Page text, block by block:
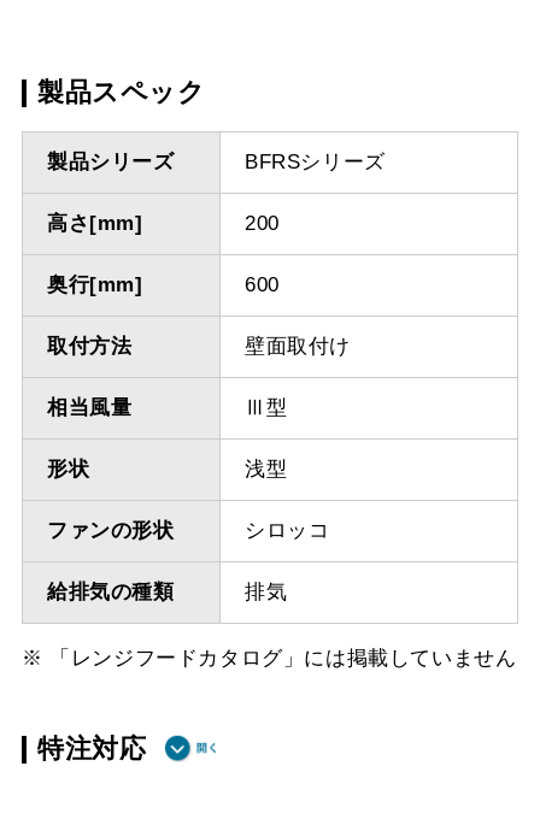
製品スペック
製品シリーズ BFRSシリーズ
高さ[mm] 200
奥行[mm] 600
取付方法 壁面取付け
相当風量 Ⅲ型
形状 浅型
ファンの形状 シロッコ
給排気の種類 排気
※ 「レンジフードカタログ」には掲載していません
特注対応